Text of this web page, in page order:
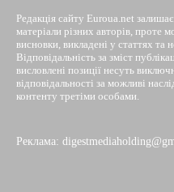
Редакція сайту Euroua.net
матеріали різних авторів, проте
висновки, викладені у статтях та
Відповідальність за зміст
висловлені позиції несуть
відповідальності за можливі
контенту третіми особами.
Реклама: